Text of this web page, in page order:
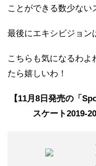
ことができる数少ない
最後にエキシビジョン
こちらも気になるわよ
たら嬉しいわ！
【11月8日発売の「
スケート2019-